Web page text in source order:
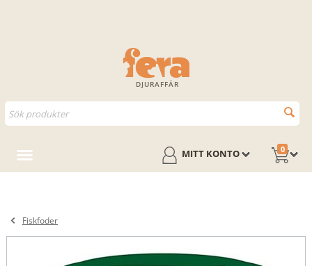
DJURAFFÄR
0
MITT KONTO
Fiskfoder